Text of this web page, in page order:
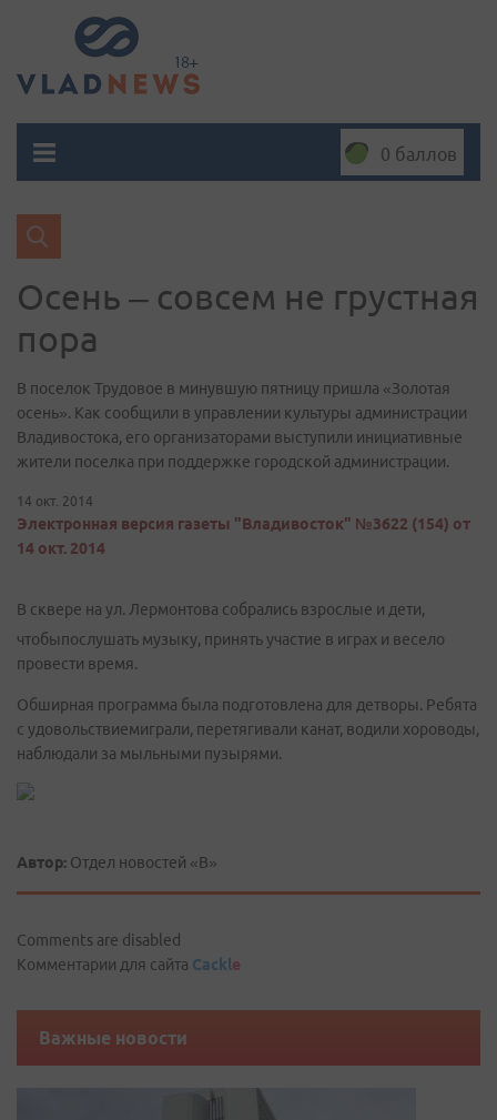
0 баллов
Осень – совсем не грустная
пора
В поселок Трудовое в минувшую пятницу пришла «Золотая
осень». Как сообщили в управлении культуры администрации
Владивостока, его организаторами выступили инициативные
жители поселка при поддержке городской администрации.
14 окт. 2014
Электронная версия газеты "Владивосток" №3622 (154) от
14 окт. 2014
В сквере на ул. Лермонтова собрались взрослые и дети,
чтобыпослушать музыку, принять участие в играх и весело
провести время.
Обширная программа была подготовлена для детворы. Ребята
с удовольствиемиграли, перетягивали канат, водили хороводы,
наблюдали за мыльными пузырями.
Автор: Отдел новостей «В»
Comments are disabled
Комментарии для сайта Cackle
Важные новости